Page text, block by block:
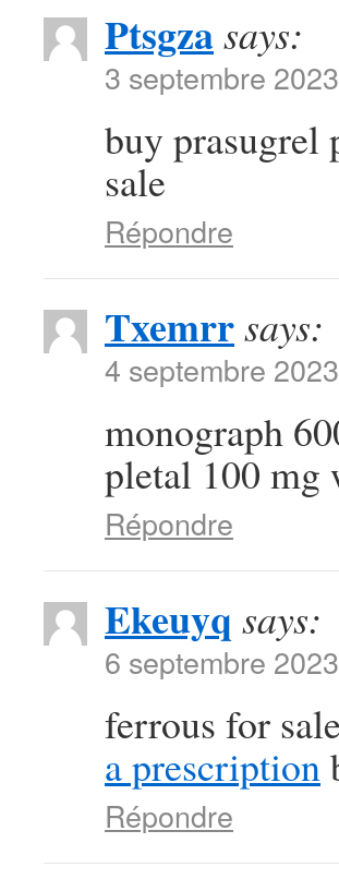
Ptsgzasays:
3 septembre
buy prasugrel
sale
Répondre
Txemrrsays:
4 septembre
monograph
pletal 100 mg
Répondre
Ekeuyq says:
6 septembre
ferrous for
a prescription
Répondre